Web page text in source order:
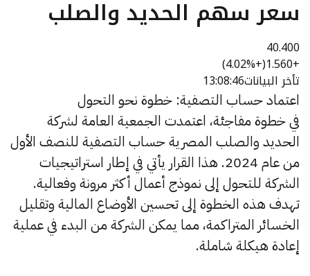
سعر سهم الحديد والصلب
40.400
+1.560
(+4.02%)
تأخر البيانات13:08:46
اعتماد حساب التصفية: خطوة نحو التحول
في خطوة مفاجئة، اعتمدت الجمعية العامة لشركة
الحديد والصلب المصرية حساب التصفية للنصف الأول
من عام 2024. هذا القرار يأتي في إطار استراتيجيات
الشركة للتحول إلى نموذج أعمال أكثر مرونة وفعالية.
تهدف هذه الخطوة إلى تحسين الأوضاع المالية وتقليل
الخسائر المتراكمة، مما يمكن الشركة من البدء في عملية
إعادة هيكلة شاملة.